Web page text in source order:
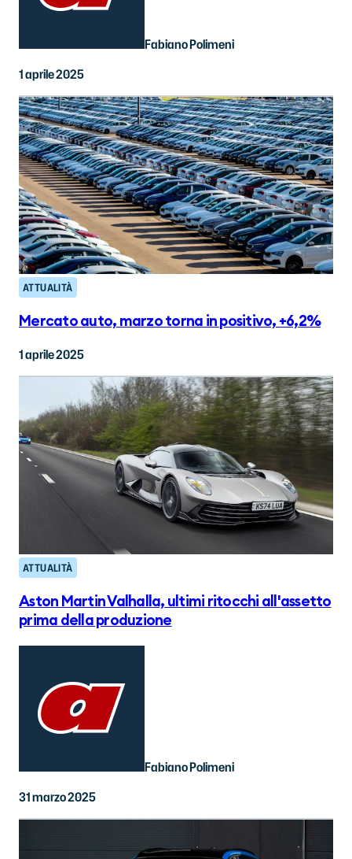
Fabiano Polimeni
1 aprile 2025
ATTUALITÀ
Mercato auto, marzo torna in positivo, +6,2%
1 aprile 2025
ATTUALITÀ
Aston Martin Valhalla, ultimi ritocchi all'assetto
prima della produzione
Fabiano Polimeni
31 marzo 2025